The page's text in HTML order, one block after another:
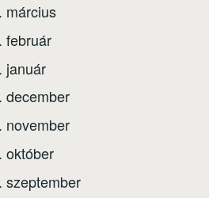
március
február
január
december
november
október
szeptember